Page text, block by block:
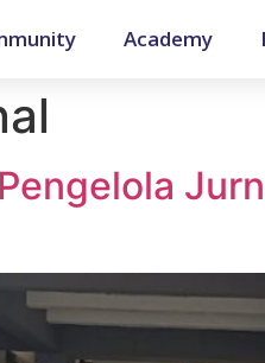
Academy